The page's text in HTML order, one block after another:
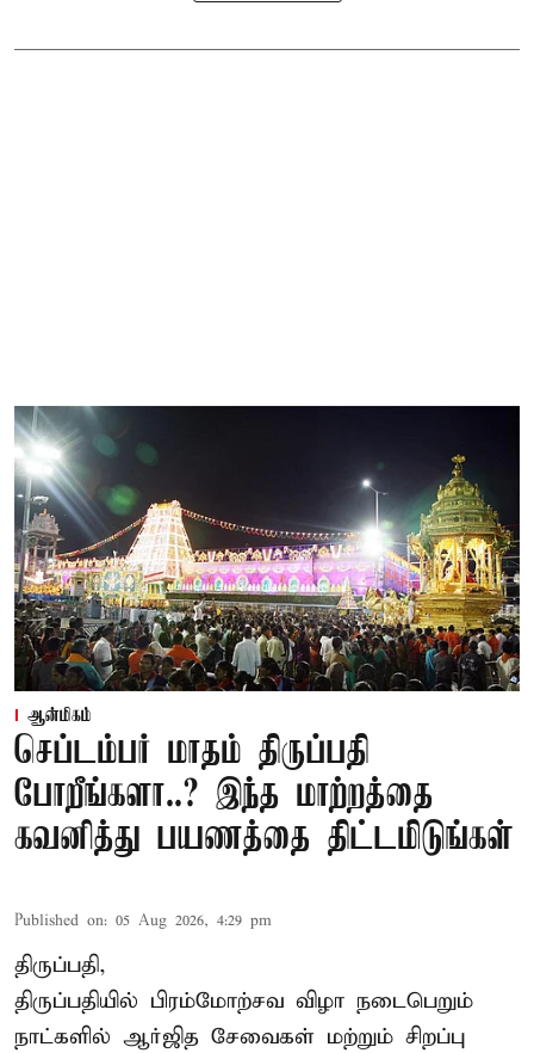
ஆன்மிகம்
செப்டம்பர் மாதம் திருப்பதி
போறீங்களா..? இந்த மாற்றத்தை
கவனித்து பயணத்தை திட்டமிடுங்கள்
Published on: 05 Aug 2026, 4:29 pm
திருப்பதி,
திருப்பதியில் பிரம்மோற்சவ விழா நடைபெறும்
நாட்களில் ஆர்ஜித சேவைகள் மற்றும் சிறப்பு